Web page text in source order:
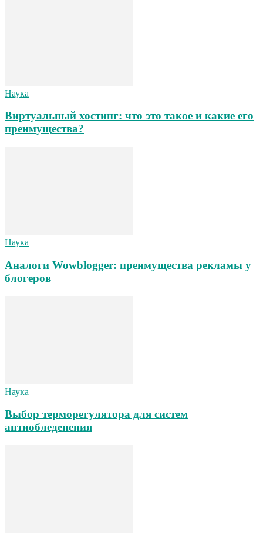
Наука
Виртуальный хостинг: что это такое и какие его
преимущества?
Наука
Аналоги Wowblogger: преимущества рекламы у
блогеров
Наука
Выбор терморегулятора для систем
антиобледенения